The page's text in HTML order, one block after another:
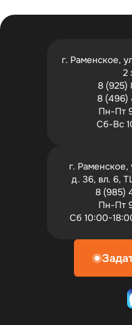
г. Раменское,
2
8 (925)
8 (496)
Пн-Пт
Сб-Вс
г. Раменское,
д. 36, вл. 6,
8 (985)
Пн-Пт
Сб 10:00-